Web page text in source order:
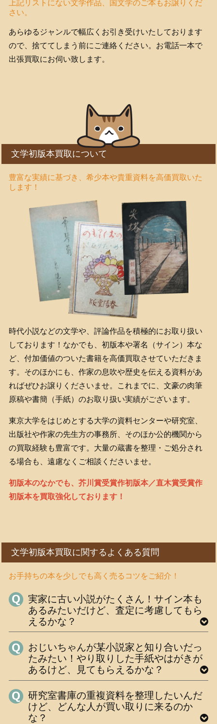
上記リストにない文学作品、国文学のご本もお譲りくだ
さい。
あらゆるジャンルで幅広くお引き受けいたしております
ので、捨ててしまう前にご連絡ください。お電話一本で
出張買取にお伺い致します。
文学初版本買取について
豊富な実績に基づき、希少本や貴重資料を高価買取いた
します！
時代小説などの文学や、評論作品を積極的にお取り扱い
しております！なかでも、初版本や署名（サイン）本な
ど、付加価値のついた書籍を高価買取させていただきま
す。そのほかにも、作家の息吹や歴史を伝える資料があ
ればぜひお譲りくださいませ。これまでに、文豪の肉筆
原稿や書簡（手紙）のお取り扱い実績がございます。
東京大学をはじめとする大学の資料センターや研究室、
出版社や作家の先生方の事務所、そのほか公的機関から
の買取経験も豊富です。大量の蔵書を整理・ご処分され
る場合も、遠慮なくご相談くださいませ。
初版本のなかでも、芥川賞受賞作初版本／直木賞受賞作
初版本を買取強化しております！
文学初版本買取に関するよくある質問
お手持ちの本を少しでも高く売るコツをご紹介！
実家に古い小説がたくさん！サイン本も
あるみたいだけど、査定に考慮してもら
えるかな？
おじいちゃんが某小説家と知り合いだっ
たみたい！やり取りした手紙やはがきが
あるけど、見てもらえるかな？
研究室書庫の重複資料を整理したいんだ
けど、どんな人が買い取りに来るのか
な？